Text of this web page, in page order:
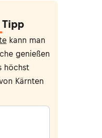
kann man
genießen
höchst
Kärnten